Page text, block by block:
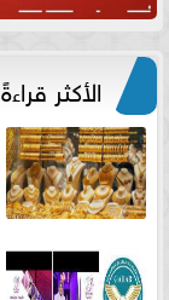
الأكثر قراءةً